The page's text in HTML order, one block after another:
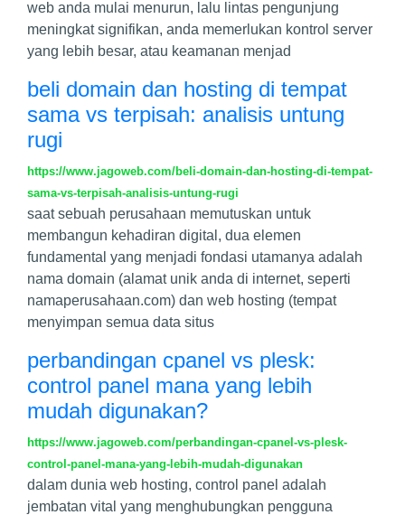
web anda mulai menurun, lalu lintas pengunjung
meningkat signifikan, anda memerlukan kontrol server
yang lebih besar, atau keamanan menjad
beli domain dan hosting di tempat
sama vs terpisah: analisis untung
rugi
https://www.jagoweb.com/beli-domain-dan-hosting-di-tempat-
sama-vs-terpisah-analisis-untung-rugi
saat sebuah perusahaan memutuskan untuk
membangun kehadiran digital, dua elemen
fundamental yang menjadi fondasi utamanya adalah
nama domain (alamat unik anda di internet, seperti
namaperusahaan.com) dan web hosting (tempat
menyimpan semua data situs
perbandingan cpanel vs plesk:
control panel mana yang lebih
mudah digunakan?
https://www.jagoweb.com/perbandingan-cpanel-vs-plesk-
control-panel-mana-yang-lebih-mudah-digunakan
dalam dunia web hosting, control panel adalah
jembatan vital yang menghubungkan pengguna